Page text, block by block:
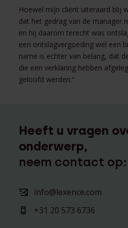
Hoewel mijn cliënt uiteraard blij
dat het gedrag van de manager
en hij daarom terecht was
een ontslagvergoeding wel een
name is echter van belang, dat
die een verklaring hebben
geloofd werden.”
Heeft u vragen
onderwerp,
neem contact op:
info@lexence.com
+31 20 573 6736